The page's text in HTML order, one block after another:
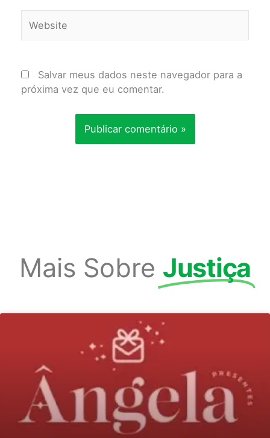
Salvar meus dados neste navegador para a
próxima vez que eu comentar.
Mais Sobre Justiça